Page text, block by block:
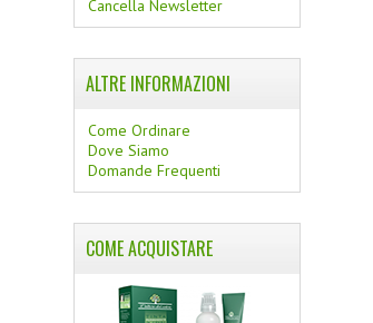
Cancella Newsletter
ALTRE INFORMAZIONI
Come Ordinare
Dove Siamo
Domande Frequenti
COME ACQUISTARE